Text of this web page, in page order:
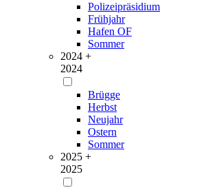
Polizeipräsidium
Frühjahr
Hafen OF
Sommer
2024 +
2024
Brügge
Herbst
Neujahr
Ostern
Sommer
2025 +
2025